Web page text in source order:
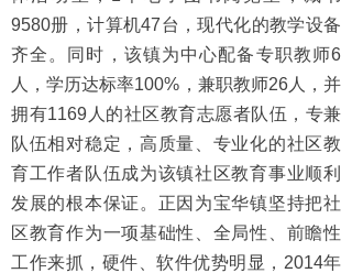
9580册，计算机47台，现代化的教学设备
齐全。同时，该镇为中心配备专职教师6
人，学历达标率100%，兼职教师26人，并
拥有1169人的社区教育志愿者队伍，专兼
队伍相对稳定，高质量、专业化的社区教
育工作者队伍成为该镇社区教育事业顺利
发展的根本保证。正因为宝华镇坚持把社
区教育作为一项基础性、全局性、前瞻性
工作来抓，硬件、软件优势明显，2014年